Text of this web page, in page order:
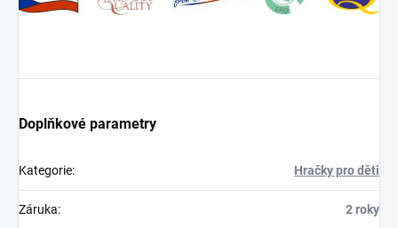
Doplňkové parametry
Kategorie: Hračky pro děti
Záruka: 2 roky